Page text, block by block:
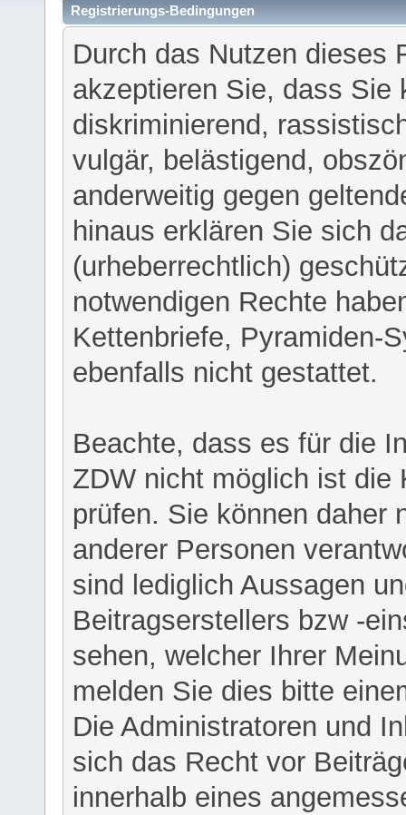
Registrierungs-Bedingungen
Durch das Nutzen dieses
akzeptieren Sie, dass Sie
diskriminierend,
vulgär, belästigend,
anderweitig gegen
hinaus erklären Sie sich
(urheberrechtlich)
notwendigen Rechte
Kettenbriefe, Pyramiden-
ebenfalls nicht gestattet.
Beachte, dass es für die
ZDW nicht möglich ist die
prüfen. Sie können daher
anderer Personen
sind lediglich Aussagen
Beitragserstellers bzw -
sehen, welcher Ihrer
melden Sie dies bitte
Die Administratoren und
sich das Recht vor
innerhalb eines